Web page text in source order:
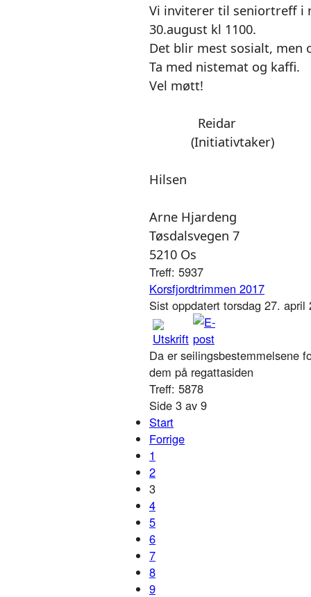
Vi inviterer til seniortreff i
30.august kl 1100.
Det blir mest sosialt, men
Ta med nistemat og kaffi.
Vel møtt!
Reidar
(Initiativtaker)
Hilsen
Arne Hjardeng
Tøsdalsvegen 7
5210 Os
Treff: 5937
Korsfjordtrimmen 2017
Sist oppdatert torsdag 27.
Da er seilingsbestemmelsene
dem på regattasiden
Treff: 5878
Side 3 av 9
Start
Forrige
1
2
3
4
5
6
7
8
9